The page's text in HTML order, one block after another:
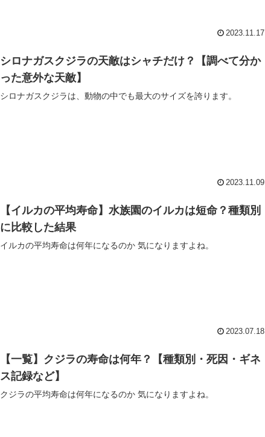
2023.11.17
シロナガスクジラの天敵はシャチだけ？【調べて分か
った意外な天敵】
シロナガスクジラは、動物の中でも最大のサイズを誇ります。
2023.11.09
【イルカの平均寿命】水族園のイルカは短命？種類別
に比較した結果
イルカの平均寿命は何年になるのか 気になりますよね。
2023.07.18
【一覧】クジラの寿命は何年？【種類別・死因・ギネ
ス記録など】
クジラの平均寿命は何年になるのか 気になりますよね。